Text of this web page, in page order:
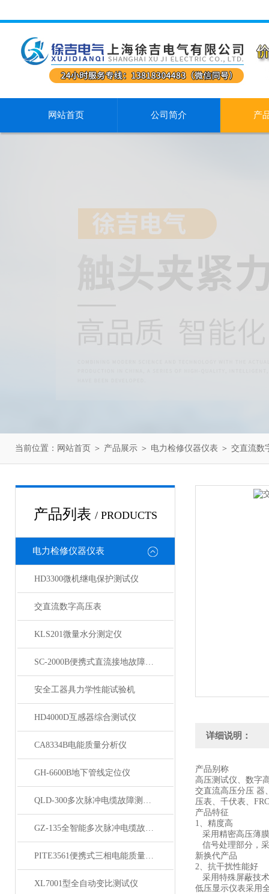
网站首页 公司简介 产
当前位置： 网站首页 ＞ 产品展示 ＞ 电力检修仪器仪表 ＞ 交直流数
产品列表 / PRODUCTS
电力检修仪器仪表
HD3300微机继电保护测试仪
交直流数字高压表
KLS201微量水分测定仪
SC-2000B便携式直流接地故障检测仪
安全工器具力学性能试验机
HD4000D互感器综合测试仪
CA8334B电能质量分析仪
GH-6600B地下管线定位仪
QLD-300多次脉冲电缆故障测试仪
GZ-135全智能多次脉冲电缆故障测试仪
PITE3561便携式三相电能质量分析仪
XL7001型全自动变比测试仪
详细说明：
产品别称
高压测试仪、数字
交直流高压分压 器
压表、千伏表、
产品特征
1、精度高
采用精密高压薄
信号处理部分，
新换代产品
2、抗干扰性能好
采用特殊屏蔽技
低压显示仪表采用